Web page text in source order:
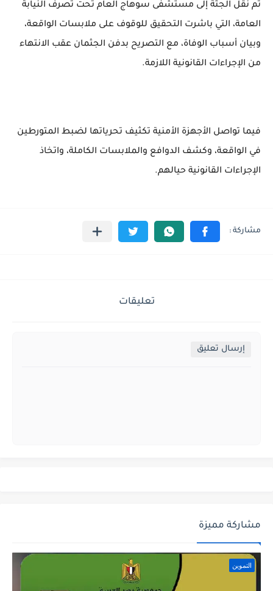
تم نقل الجثة إلى مستشفى سوهاج العام تحت تصرف النيابة
العامة، التي باشرت التحقيق للوقوف على ملابسات الواقعة،
وبيان أسباب الوفاة، مع التصريح بدفن الجثمان عقب الانتهاء
من الإجراءات القانونية اللازمة.
فيما تواصل الأجهزة الأمنية تكثيف تحرياتها لضبط المتورطين
في الواقعة، وكشف الدوافع والملابسات الكاملة، واتخاذ
الإجراءات القانونية حيالهم.
تعليقات
إرسال تعليق
مشاركة مميزة
التموين